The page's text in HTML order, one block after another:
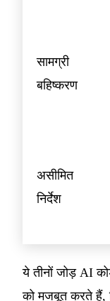
सामग्री
बहिष्करण
असीमित
निर्देश
ये तीनों जोड़ AI
को मजबूत करते हैं,